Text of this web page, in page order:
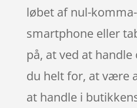
løbet af nul-
smartphone eller
på, at ved at
du helt for, at være
at handle i